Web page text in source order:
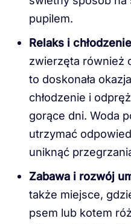
pupilem.
Relaks i
zwierzęta również
to doskonała
chłodzenie i
gorące dni. Woda
utrzymać
uniknąć
Zabawa i rozwój
także miejsce,
psem lub kotem